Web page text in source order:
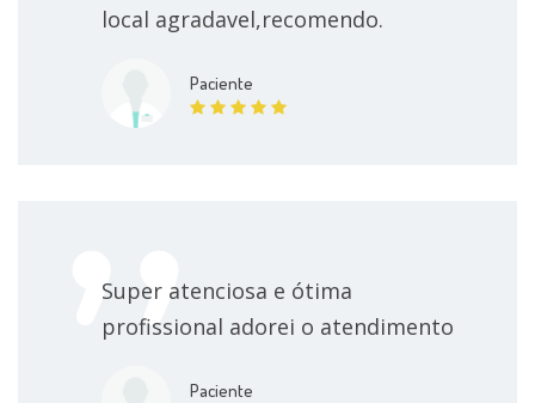
local agradavel,recomendo.
Paciente
Super atenciosa e ótima
profissional adorei o atendimento
Paciente